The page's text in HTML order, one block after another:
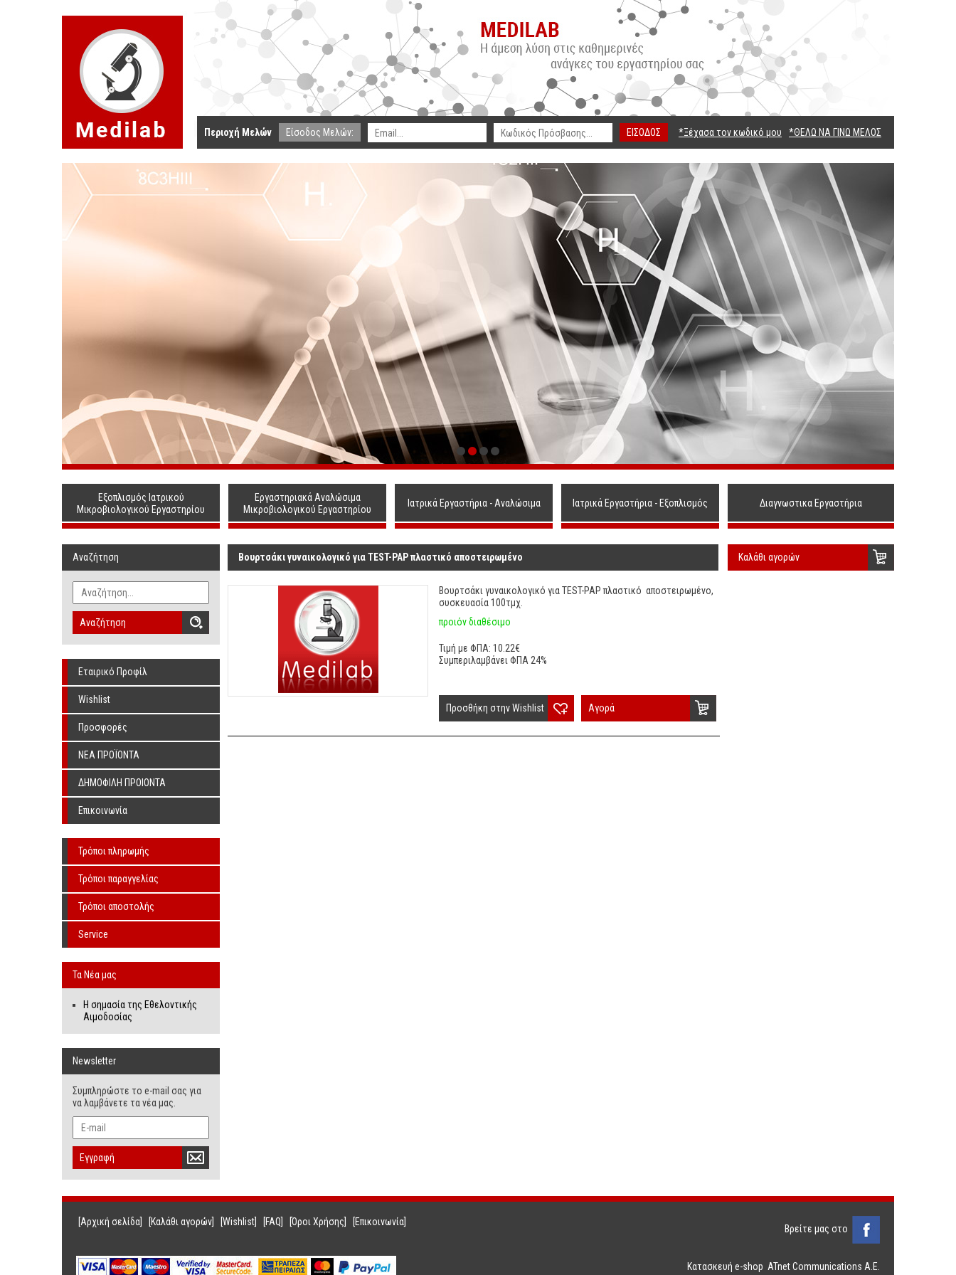
Περιοχή Μελών Είσοδος Μελών: ΕΙΣΟΔΟΣ *Ξέχασα τον κωδικό μου *ΘΕΛΩ ΝΑ ΓΙΝΩ ΜΕΛΟΣ
Εξοπλισμός Ιατρικού
Μικροβιολογικού Εργαστηρίου
Εργαστηριακά Αναλώσιμα
Μικροβιολογικού Εργαστηρίου
Ιατρικά Εργαστήρια - Αναλώσιμα Ιατρικά Εργαστήρια - Εξοπλισμός Διαγνωστικα Εργαστήρια
Βουρτσάκι γυναικολογικό για TEST-PAP πλαστικό αποστειρωμένο
Βουρτσάκι γυναικολογικό για TEST-PAP πλαστικό αποστειρωμένο,
συσκευασία 100τμχ.
προιόν διαθέσιμο
Τιμή με ΦΠΑ: 10.22€
Συμπεριλαμβάνει ΦΠΑ 24%
Προσθήκη στην Wishlist Αγορά
Καλάθι αγορών
Αναζήτηση
Αναζήτηση
Εταιρικό Προφίλ
Wishlist
Προσφορές
ΝΕΑ ΠΡΟΪΟΝΤΑ
ΔΗΜΟΦΙΛΗ ΠΡΟΙΟΝΤΑ
Επικοινωνία
Τρόποι πληρωμής
Τρόποι παραγγελίας
Τρόποι αποστολής
Service
Τα Νέα μας
Η σημασία της Εθελοντικής
Αιμοδοσίας
Newsletter
Συμπληρώστε το e-mail σας για
να λαμβάνετε τα νέα μας.
Εγγραφή
[Αρχική σελίδα] [Καλάθι αγορών] [Wishlist] [FAQ] [Όροι Χρήσης] [Επικοινωνία]
Βρείτε μας στο
Κατασκευή e-shop ATnet Communications Α.Ε.